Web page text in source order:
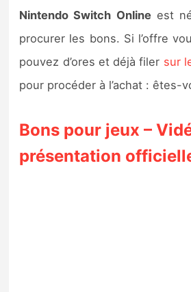
Nintendo Switch Onlineest
procurer les bons. Si l’offre
pouvez d’ores et déjà filer sur
pour procéder à l’achat : êtes-
Bons pour jeux –
présentation